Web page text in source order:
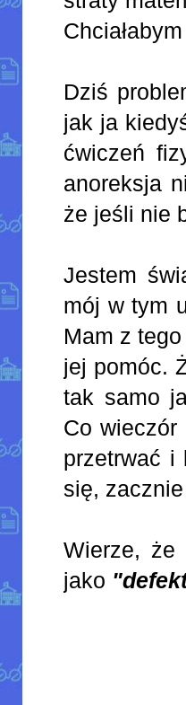
Dziś
jak ja
ćwiczeń
anoreksja
że jeśli nie
Jestem
mój w tym
Mam z
jej pomóc.
tak samo
Co wieczór
przetrwać i
się,
Wierze, że
jako